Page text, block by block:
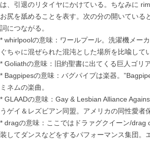
は、引退のリタイヤにかけている。ちなみに
お尻を舐めることを表す。次の分の開いている
詞につながる。
* whirlpoolの意味：ワールプール。洗濯機メー
ぐちゃに混ぜられた混沌とした場所を比喩して
* Goliathの意味：旧約聖書に出てくる巨人ゴリア
* Bagpipesの意味：バグパイプは楽器。
ミネムの楽曲。
* GLAADの意味：Gay & Lesbian Alliance
うゲイ＆レズビアン同盟。アメリカの同性愛者
* dragの意味：ここではドラァグクイーン/drag
装してダンスなどをするパフォーマンス集団。